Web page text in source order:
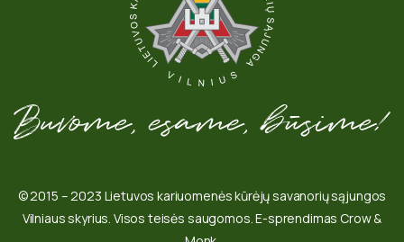
© 2015 – 2023 Lietuvos kariuomenės kūrėjų savanorių sąjungos
Vilniaus skyrius. Visos teisės saugomos. E-sprendimas Crow &